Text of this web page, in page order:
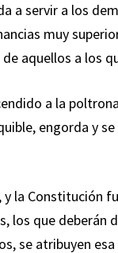
a servir a los
muy
aquellos a los
a la
engorda y
y la Constitución
los que deberán
se atribuyen